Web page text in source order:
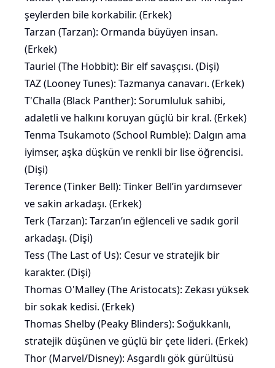
şeylerden bile korkabilir. (Erkek)
Tarzan (Tarzan): Ormanda büyüyen insan.
(Erkek)
Tauriel (The Hobbit): Bir elf savaşçısı. (Dişi)
TAZ (Looney Tunes): Tazmanya canavarı. (Erkek)
T'Challa (Black Panther): Sorumluluk sahibi,
adaletli ve halkını koruyan güçlü bir kral. (Erkek)
Tenma Tsukamoto (School Rumble): Dalgın ama
iyimser, aşka düşkün ve renkli bir lise öğrencisi.
(Dişi)
Terence (Tinker Bell): Tinker Bell’in yardımsever
ve sakin arkadaşı. (Erkek)
Terk (Tarzan): Tarzan’ın eğlenceli ve sadık goril
arkadaşı. (Dişi)
Tess (The Last of Us): Cesur ve stratejik bir
karakter. (Dişi)
Thomas O'Malley (The Aristocats): Zekası yüksek
birsokak kedisi. (Erkek)
Thomas Shelby (Peaky Blinders): Soğukkanlı,
stratejik düşünen ve güçlü bir çete lideri. (Erkek)
Thor (Marvel/Disney): Asgardlı gök gürültüsü